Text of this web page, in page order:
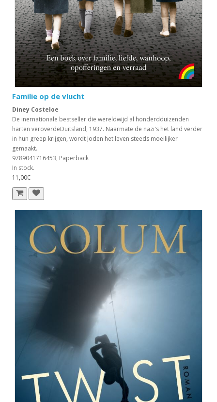
Familie op de vlucht
Diney Costeloe
De inernationale bestseller die wereldwijd al honderdduizenden
harten veroverdeDuitsland, 1937. Naarmate de nazi's het land verder
in hun greep krijgen, wordt Joden het leven steeds moeilijker
gemaakt..
9789041716453, Paperback
In stock.
11,00€